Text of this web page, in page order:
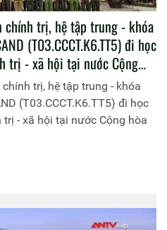
chính trị, hệ tập trung - khóa
(T03.CCCT.K6.TT5) đi học
trị - xã hội tại nước Cộng
trị, hệ tập trung - khóa
(T03.CCCT.K6.TT5) đi học
- xã hội tại nước Cộng hòa